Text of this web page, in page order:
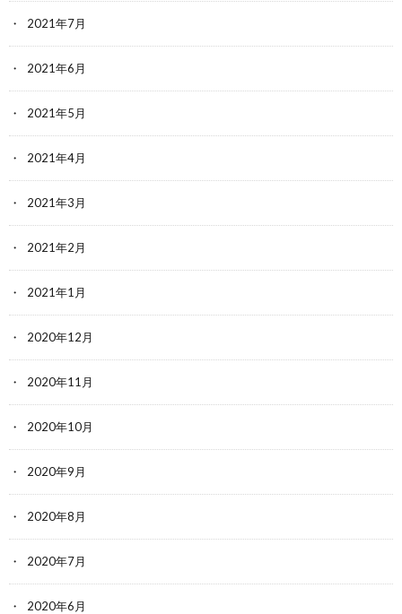
2021年7月
2021年6月
2021年5月
2021年4月
2021年3月
2021年2月
2021年1月
2020年12月
2020年11月
2020年10月
2020年9月
2020年8月
2020年7月
2020年6月